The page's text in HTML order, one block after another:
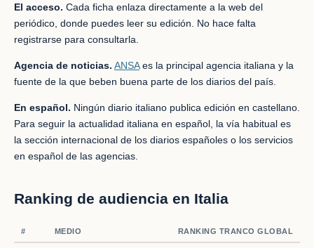
El acceso. Cada ficha enlaza directamente a la web del
periódico, donde puedes leer su edición. No hace falta
registrarse para consultarla.
Agencia de noticias. ANSAes la principal agencia italiana y la
fuente de la que beben buena parte de los diarios del país.
En español. Ningún diario italiano publica edición en castellano.
Para seguir la actualidad italiana en español, la vía habitual es
la sección internacional de los diarios españoles o los servicios
en español de las agencias.
Ranking de audiencia en Italia
# MEDIO RANKING TRANCO GLOBAL